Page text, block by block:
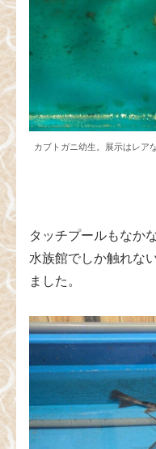
カブトガニ幼生。展示はレア
タッチプールもなか
水族館でしか触れな
ました。